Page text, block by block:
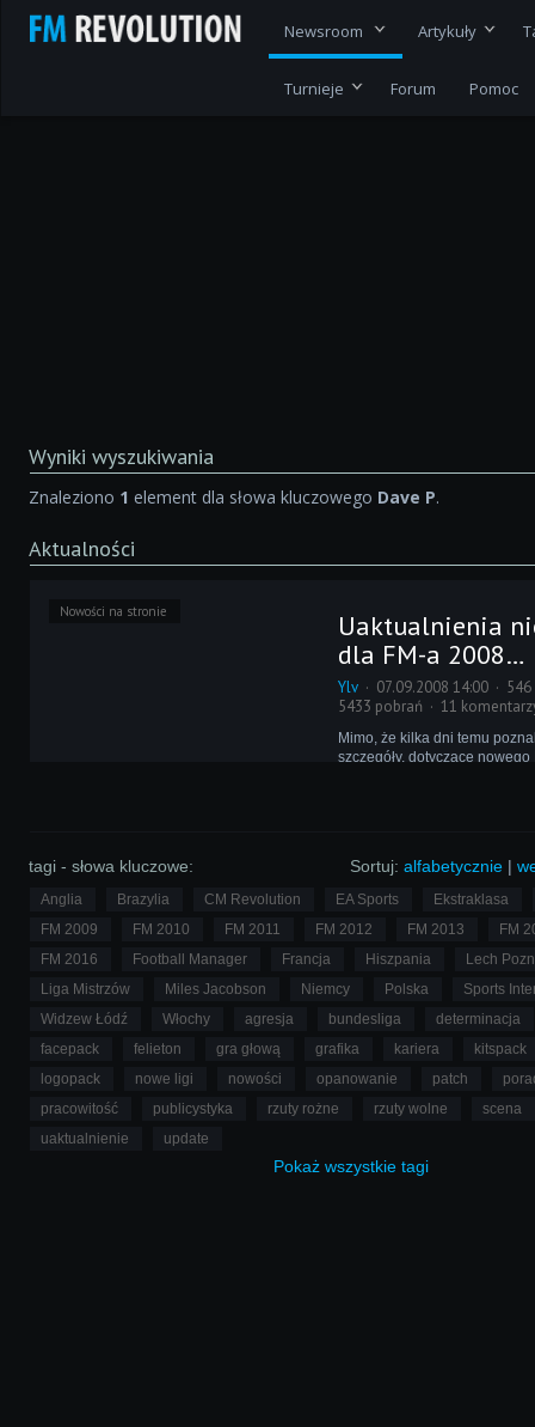
Newsroom Artykuły
Turnieje Forum Pomoc
Wyniki wyszukiwania
Znaleziono 1 element dla słowa kluczowego Dave P.
Aktualności
Nowości na stronie
Uaktualnienia
dla FM-a 2008…
Ylv 07.09.2008 14:00
5433 pobrań
11
Mimo, że kilka dni temu
szczegóły, dotyczące
Sortuj: alfabetycznie |
tagi - słowa kluczowe:
Anglia Brazylia CM Revolution EA Sports
Ekstraklasa
FM 2009
FM 2010 FM 2011 FM 2012 FM 2013
FM
FM 2016
Football Manager Francja Hiszpania
Lech
Liga Mistrzów
Miles Jacobson Niemcy Polska
Sports
Widzew Łódź
Włochy agresja bundesliga
determinacja
facepack
felieton gra głową grafika kariera
kitspack
logopack
nowe ligi nowości opanowanie patch
pracowitość
publicystyka rzuty rożne rzuty wolne
scena
uaktualnienie
update
Pokaż wszystkie tagi